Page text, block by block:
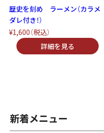
歴史を刻め ラーメン（カラメ
ダレ付き！）
¥1,600（税込）
新着メニュー